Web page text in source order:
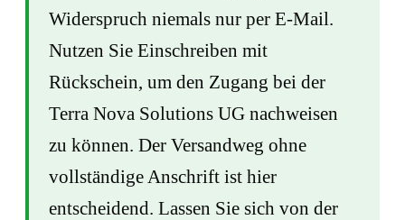
Widerspruch niemals nur per E-Mail.
Nutzen Sie Einschreiben mit
Rückschein, um den Zugang bei der
Terra Nova Solutions UG nachweisen
zu können. Der Versandweg ohne
vollständige Anschrift ist hier
entscheidend. Lassen Sie sich von der